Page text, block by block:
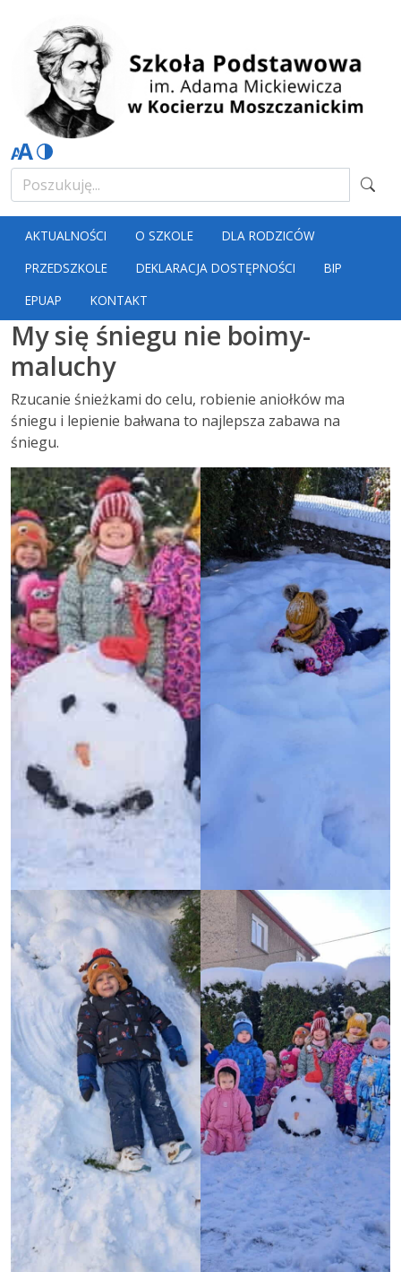
AKTUALNOŚCI O SZKOLE
DLA RODZICÓW
PRZEDSZKOLE
DEKLARACJA DOSTĘPNOŚCI
BIP
EPUAP
KONTAKT
My się śniegu nie boimy-
maluchy
Rzucanie śnieżkami do celu, robienie aniołków ma
śniegu i lepienie bałwana to najlepsza zabawa na
śniegu.